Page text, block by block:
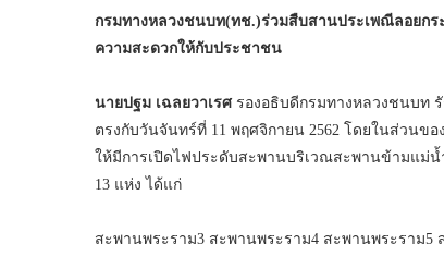
กรมทางหลวงชนบท(ทช.)ร่วมสืบสานประเพณีลอยกร
ความสะดวกให้กับประชาชน
นายปฐม เฉลยวาเรศรองอธิบดีกรมทางหลวงชนบท
ตรงกับวันจันทร์ที่ 11 พฤศจิกายน 2562 โดยในส่วน
ให้มีการเปิดไฟประดับสะพานบริเวณสะพานข้ามแม่
13 แห่ง ได้แก่
สะพานพระราม3 สะพานพระราม4 สะพานพระราม